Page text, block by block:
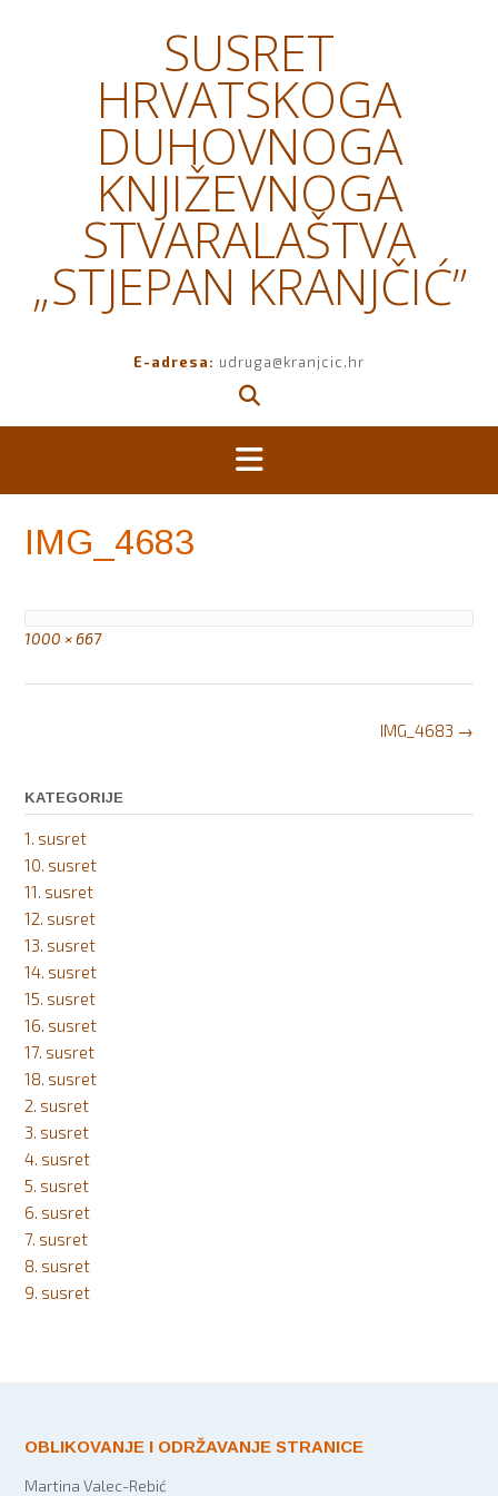
SUSRET
HRVATSKOGA
DUHOVNOGA
KNJIŽEVNOGA
STVARALAŠTVA
„STJEPAN KRANJČIĆ”
E-adresa: udruga@kranjcic.hr
IMG_4683
Full
1000 × 667
IMG_4683 →
KATEGORIJE
1. susret
10. susret
11. susret
12. susret
13. susret
14. susret
15. susret
16. susret
17. susret
18. susret
2. susret
3. susret
4. susret
5. susret
6. susret
7. susret
8. susret
9. susret
OBLIKOVANJE I ODRŽAVANJE STRANICE
Martina Valec-Rebić